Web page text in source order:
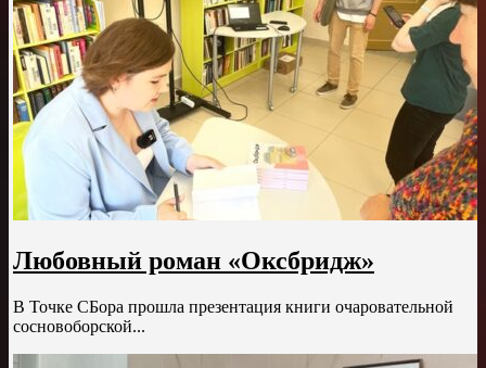
Любовный роман «Оксбридж»
В Точке СБора прошла презентация книги очаровательной
сосновоборской...